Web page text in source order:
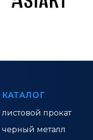
КАТАЛОГ
листовой прокат
черный металл